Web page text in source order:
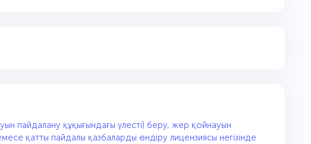
пайдалану құқығындағы үлесті) беру, жер қойнауын
қатты пайдалы қазбаларды өндіру лицензиясы негізінде